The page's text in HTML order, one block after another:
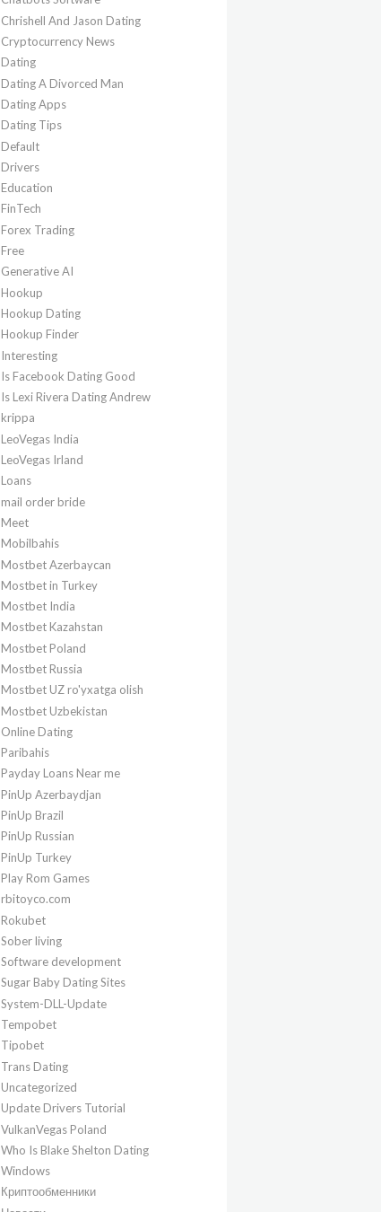
Chrishell And Jason Dating
Cryptocurrency News
Dating
Dating A Divorced Man
Dating Apps
Dating Tips
Default
Drivers
Education
FinTech
Forex Trading
Free
Generative AI
Hookup
Hookup Dating
Hookup Finder
Interesting
Is Facebook Dating Good
Is Lexi Rivera Dating Andrew
krippa
LeoVegas India
LeoVegas Irland
Loans
mail order bride
Meet
Mobilbahis
Mostbet Azerbaycan
Mostbet in Turkey
Mostbet India
Mostbet Kazahstan
Mostbet Poland
Mostbet Russia
Mostbet UZ ro'yxatga olish
Mostbet Uzbekistan
Online Dating
Paribahis
Payday Loans Near me
PinUp Azerbaydjan
PinUp Brazil
PinUp Russian
PinUp Turkey
Play Rom Games
rbitoyco.com
Rokubet
Sober living
Software development
Sugar Baby Dating Sites
System-DLL-Update
Tempobet
Tipobet
Trans Dating
Uncategorized
Update Drivers Tutorial
VulkanVegas Poland
Who Is Blake Shelton Dating
Windows
Криптообменники